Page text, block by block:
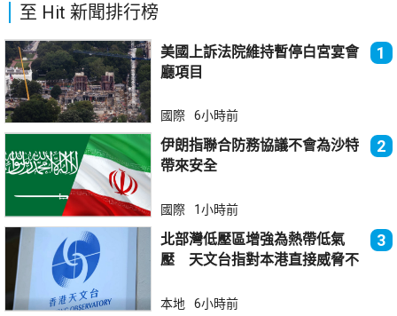
至 Hit 新聞排行榜
美國上訴法院維持暫停白宮宴會
廳項目
1
國際 6小時前
伊朗指聯合防務協議不會為沙特
帶來安全
2
國際 1小時前
北部灣低壓區增強為熱帶低氣
壓 天文台指對本港直接威脅不
3
本地 6小時前